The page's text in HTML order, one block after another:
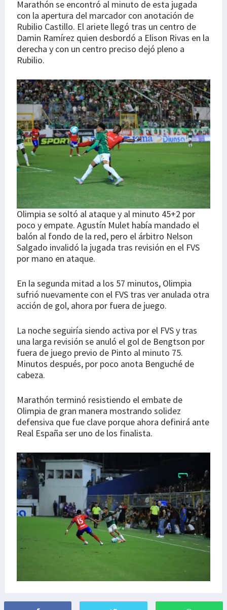
Marathón se encontró al minuto de esta jugada
con la apertura del marcador con anotación de
Rubilio Castillo. El ariete llegó tras un centro de
Damin Ramírez quien desbordó a Elison Rivas en la
derecha y con un centro preciso dejó pleno a
Rubilio.
Olimpia se soltó al ataque y al minuto 45+2 por
poco y empate. Agustín Mulet había mandado el
balón al fondo de la red, pero el árbitro Nelson
Salgado invalidó la jugada tras revisión en el FVS
por mano en ataque.
En la segunda mitad a los 57 minutos, Olimpia
sufrió nuevamente con el FVS tras ver anulada otra
acción de gol, ahora por fuera de juego.
La noche seguiría siendo activa por el FVS y tras
una larga revisión se anuló el gol de Bengtson por
fuera de juego previo de Pinto al minuto 75.
Minutos después, por poco anota Benguché de
cabeza.
Marathón terminó resistiendo el embate de
Olimpia de gran manera mostrando solidez
defensiva que fue clave porque ahora definirá ante
Real España ser uno de los finalista.